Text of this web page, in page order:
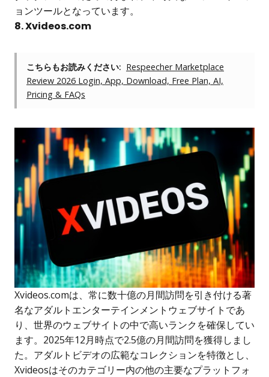
ョンツールとなっています。
8. Xvideos.com
こちらもお読みください: Respeecher Marketplace
Review 2026 Login, App, Download, Free Plan, AI,
Pricing & FAQs
Xvideos.comは、常に数十億の月間訪問を引き付ける著
名なアダルトエンターテインメントウェブサイトであ
り、世界のウェブサイトの中で高いランクを確保してい
ます。2025年12月時点で2.5億の月間訪問を獲得しまし
た。アダルトビデオの広範なコレクションを特徴とし、
Xvideosはそのカテゴリー内の他の主要なプラットフォ